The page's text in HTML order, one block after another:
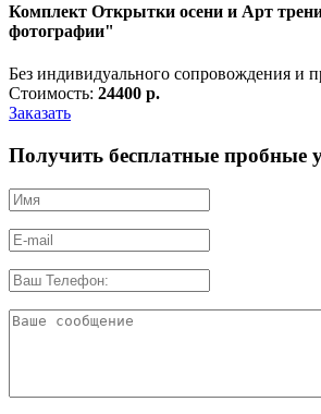
Комплект Открытки осени и Арт
фотографии"
Без индивидуального сопровождения и
Стоимость: 24400 р.
Заказать
Получить бесплатные пробные